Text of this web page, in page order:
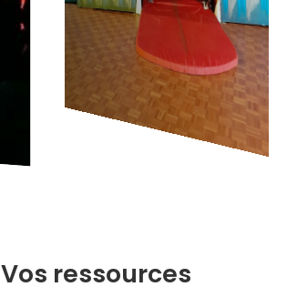
Vos ressources